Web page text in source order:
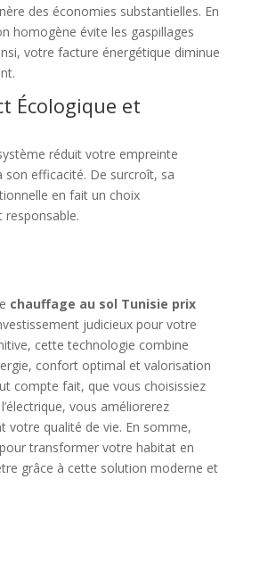
des économies substantielles. En
homogène évite les gaspillages
votre facture énergétique diminue
Écologique et
réduit votre empreinte
son efficacité. De surcroît, sa
en fait un choix
responsable.
chauffage au sol Tunisie prix
judicieux pour votre
cette technologie combine
confort optimal et valorisation
compte fait, que vous choisissiez
vous améliorerez
votre qualité de vie. En somme,
transformer votre habitat en
grâce à cette solution moderne et